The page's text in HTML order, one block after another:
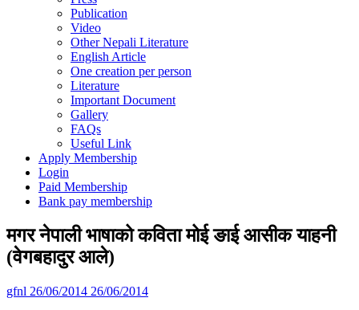
Publication
Video
Other Nepali Literature
English Article
One creation per person
Literature
Important Document
Gallery
FAQs
Useful Link
Apply Membership
Login
Paid Membership
Bank pay membership
मगर नेपाली भाषाको कविता मोई ङाई आसीक याहनी
(वेगबहादुर आले)
gfnl 26/06/2014 26/06/2014